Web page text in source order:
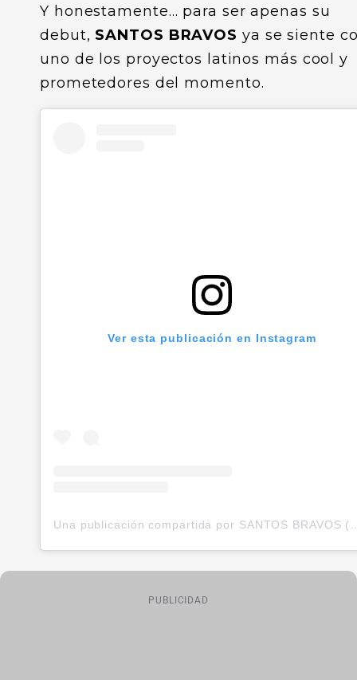
Y honestamente… para ser apenas su
debut, SANTOS BRAVOS ya se siente
uno de los proyectos latinos más cool y
prometedores del momento.
Ver esta publicación en Instagram
PUBLICIDAD